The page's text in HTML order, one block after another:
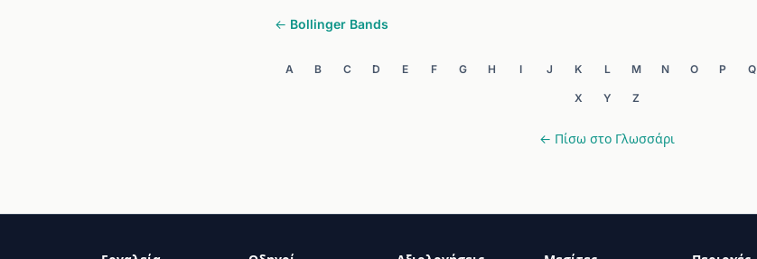
← Bollinger Bands
A B C D E F G H I J K L M N O P Q
X Y Z
← Πίσω στο Γλωσσάρι